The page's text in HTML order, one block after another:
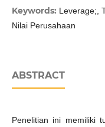
Keywords: Leverage;,
Nilai Perusahaan
ABSTRACT
Penelitian ini memiliki